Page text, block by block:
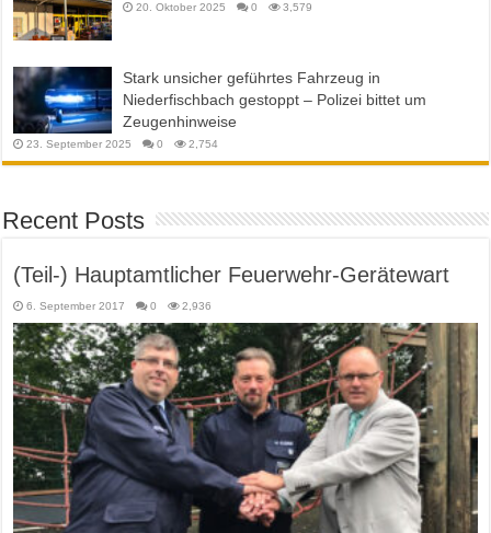
20. Oktober 2025 0 3,579
Stark unsicher geführtes Fahrzeug in
Niederfischbach gestoppt – Polizei bittet um
Zeugenhinweise
23. September 2025 0 2,754
Recent Posts
(Teil-) Hauptamtlicher Feuerwehr-Gerätewart
6. September 2017 0 2,936